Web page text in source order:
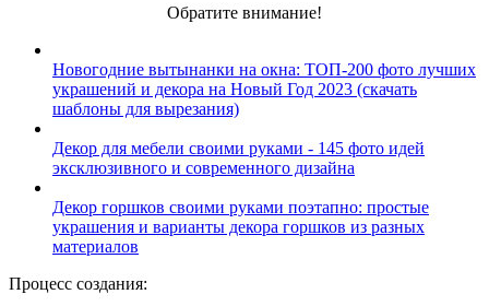
Обратите внимание!
Новогодние вытынанки на окна: ТОП-200 фото лучших
украшений и декора на Новый Год 2023 (скачать
шаблоны для вырезания)
Декор для мебели своими руками - 145 фото идей
эксклюзивного и современного дизайна
Декор горшков своими руками поэтапно: простые
украшения и варианты декора горшков из разных
материалов
Процесс создания: